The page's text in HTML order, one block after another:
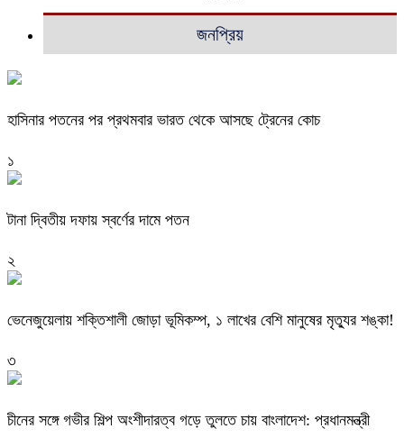
জনপ্রিয়
হাসিনার পতনের পর প্রথমবার ভারত থেকে আসছে ট্রেনের কোচ
১
টানা দ্বিতীয় দফায় স্বর্ণের দামে পতন
২
ভেনেজুয়েলায় শক্তিশালী জোড়া ভূমিকম্প, ১ লাখের বেশি মানুষের মৃত্যুর শঙ্কা!
৩
চীনের সঙ্গে গভীর শিল্প অংশীদারত্ব গড়ে তুলতে চায় বাংলাদেশ: প্রধানমন্ত্রী